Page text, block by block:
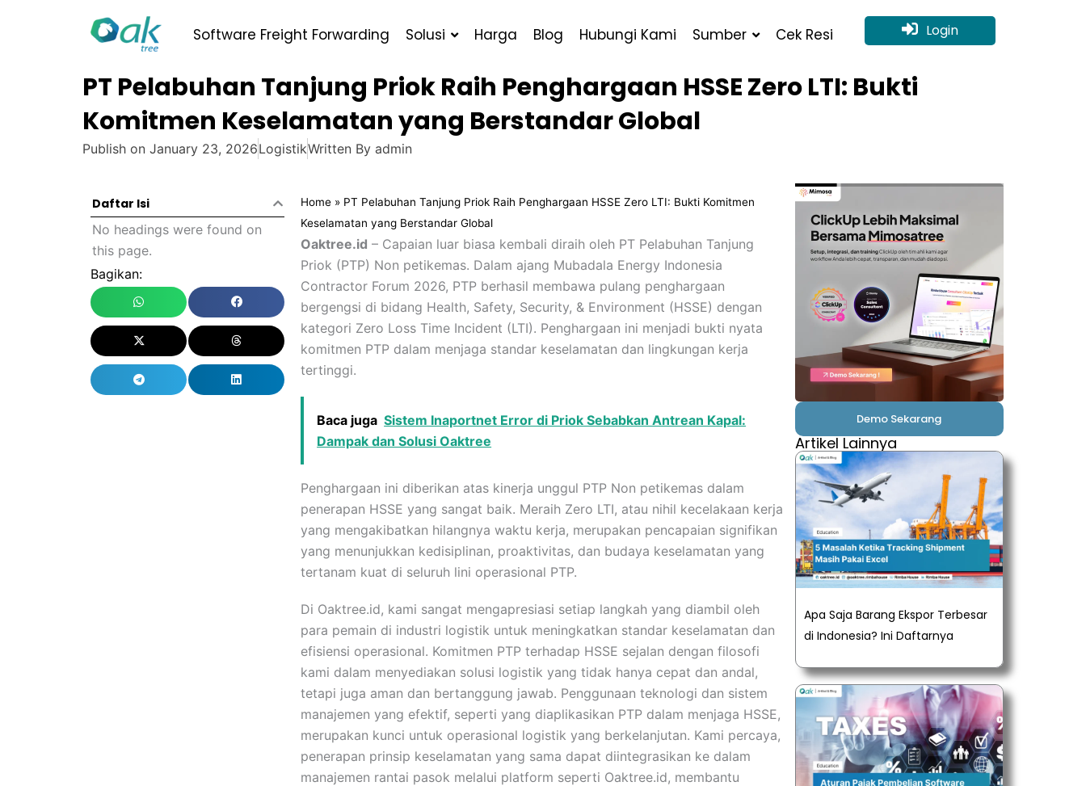
Software Freight Forwarding Solusi Harga Blog Hubungi Kami Sumber Cek Resi Login
PT Pelabuhan Tanjung Priok Raih Penghargaan HSSE Zero LTI: Bukti
Komitmen Keselamatan yang Berstandar Global
Publish on January 23, 2026LogistikWritten By admin
Daftar Isi
No headings were found on
this page.
Bagikan:
Home » PT Pelabuhan Tanjung Priok Raih Penghargaan HSSE Zero LTI: Bukti Komitmen
Keselamatan yang Berstandar Global
Oaktree.id – Capaian luar biasa kembali diraih oleh PT Pelabuhan Tanjung
Priok (PTP) Non petikemas. Dalam ajang Mubadala Energy Indonesia
Contractor Forum 2026, PTP berhasil membawa pulang penghargaan
bergengsi di bidang Health, Safety, Security, & Environment (HSSE) dengan
kategori Zero Loss Time Incident (LTI). Penghargaan ini menjadi bukti nyata
komitmen PTP dalam menjaga standar keselamatan dan lingkungan kerja
tertinggi.
Baca juga Sistem Inaportnet Error di Priok Sebabkan Antrean Kapal:
Dampak dan Solusi Oaktree
Penghargaan ini diberikan atas kinerja unggul PTP Non petikemas dalam
penerapan HSSE yang sangat baik. Meraih Zero LTI, atau nihil kecelakaan kerja
yang mengakibatkan hilangnya waktu kerja, merupakan pencapaian signifikan
yang menunjukkan kedisiplinan, proaktivitas, dan budaya keselamatan yang
tertanam kuat di seluruh lini operasional PTP.
Di Oaktree.id, kami sangat mengapresiasi setiap langkah yang diambil oleh
para pemain di industri logistik untuk meningkatkan standar keselamatan dan
efisiensi operasional. Komitmen PTP terhadap HSSE sejalan dengan filosofi
kami dalam menyediakan solusi logistik yang tidak hanya cepat dan andal,
tetapi juga aman dan bertanggung jawab. Penggunaan teknologi dan sistem
manajemen yang efektif, seperti yang diaplikasikan PTP dalam menjaga HSSE,
merupakan kunci untuk operasional logistik yang berkelanjutan. Kami percaya,
penerapan prinsip keselamatan yang sama dapat diintegrasikan ke dalam
manajemen rantai pasok melalui platform seperti Oaktree.id, membantu
Demo Sekarang
Artikel Lainnya
Apa Saja Barang Ekspor Terbesar
di Indonesia? Ini Daftarnya